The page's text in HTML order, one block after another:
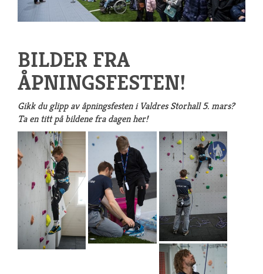
BILDER FRA
ÅPNINGSFESTEN!
Gikk du glipp av åpningsfesten i Valdres Storhall 5. mars?
Ta en titt på bildene fra dagen her!